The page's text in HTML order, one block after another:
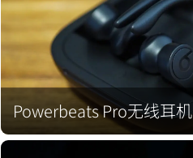
Powerbeats Pro无线耳机